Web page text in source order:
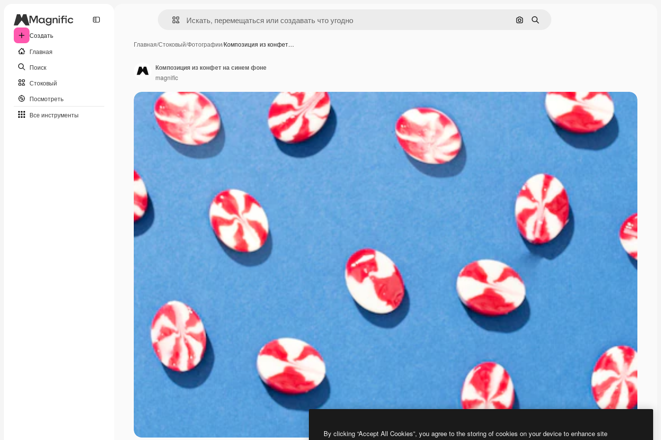
Создать
Главная
Поиск
Стоковый
Посмотреть
Все инструменты
Поиск по изображению
Поиск
Главная/Стоковый/Фотографии/Композиция из конфет…
Композиция из конфет на синем фоне
magnific
By clicking “Accept All Cookies”, you agree to the storing of cookies on your device to enhance site